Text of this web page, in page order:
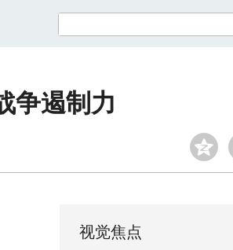
争遏制力
视觉焦点